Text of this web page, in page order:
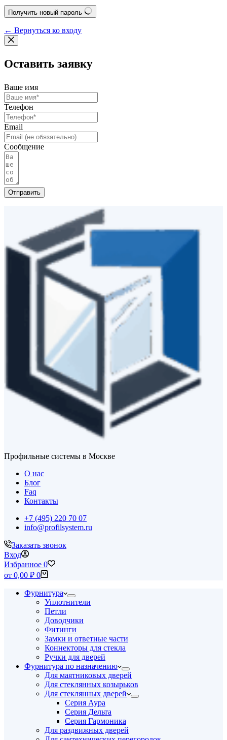
Получить новый пароль
← Вернуться ко входу
Оставить заявку
Ваше имя
Телефон
Email
Сообщение
Отправить
Профильные системы в Москве
О нас
Блог
Faq
Контакты
+7 (495) 220 70 07
info@profilsystem.ru
Заказать звонок
Вход
Избранное 0
Корзина
от 0,00 ₽ 0
Фурнитура
Уплотнители
Петли
Доводчики
Фитинги
Замки и ответные части
Коннекторы для стекла
Ручки для дверей
Фурнитура по назначению
Для маятниковых дверей
Для стеклянных козырьков
Для стеклянных дверей
Серия Аура
Серия Дельта
Серия Гармоника
Для раздвижных дверей